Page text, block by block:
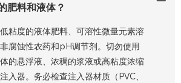
肥料和液体？
粘度的液体肥料、可溶性微量元素溶
腐蚀性农药和pH调节剂。切勿使用
的悬浮液、浓稠的浆液或高粘度浓缩
入器。务必检查注入器材质（PVC、